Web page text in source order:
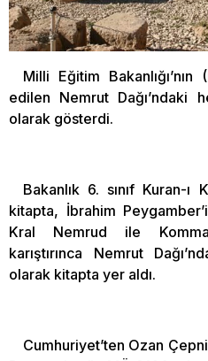
Milli Eğitim
edilen Nemrut Dağı’ndaki
olarak gösterdi.
Bakanlık 6. sınıf Kuran-
kitapta, İbrahim
Kral Nemrud ile
karıştırınca Nemrut
olarak kitapta yer aldı.
Cumhuriyet’ten Ozan